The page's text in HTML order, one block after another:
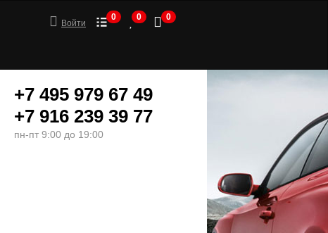
Войти
0 0 0
+7 495 979 67 49
+7 916 239 39 77
пн-пт 9:00 до 19:00